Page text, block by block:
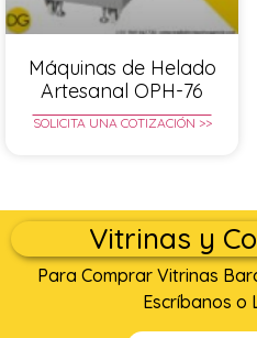
Máquinas de Helado
Artesanal OPH-76
SOLICITA UNA COTIZACIÓN >>
Vitrinas y
Para Comprar Vitrinas
Escríbanos o